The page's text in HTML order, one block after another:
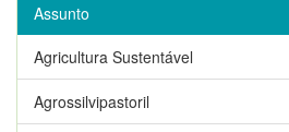
Assunto
Agricultura Sustentável
Agrossilvipastoril